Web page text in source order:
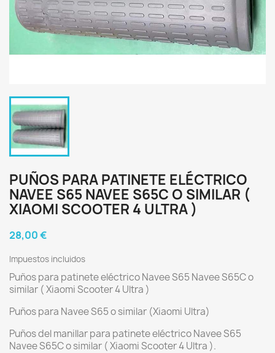
PUÑOS PARA PATINETE ELÉCTRICO
NAVEE S65 NAVEE S65C O SIMILAR (
XIAOMI SCOOTER 4 ULTRA )
28,00 €
Impuestos incluidos
Puños para patinete eléctrico Navee S65 Navee S65C o
similar ( Xiaomi Scooter 4 Ultra )
Puños para Navee S65 o similar (Xiaomi Ultra)
Puños del manillar para patinete eléctrico Navee S65
Navee S65C o similar ( Xiaomi Scooter 4 Ultra ).